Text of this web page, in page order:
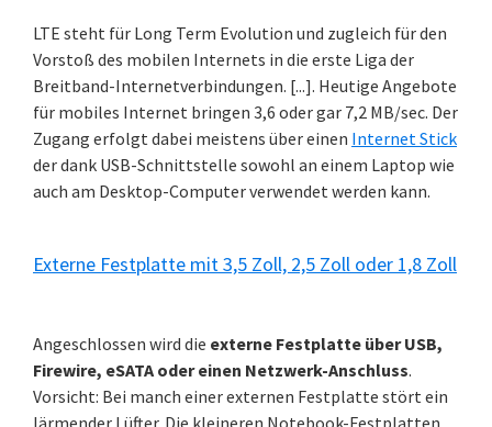
LTE steht für Long Term Evolution und zugleich für den
Vorstoß des mobilen Internets in die erste Liga der
Breitband-Internetverbindungen. [...]. Heutige Angebote
für mobiles Internet bringen 3,6 oder gar 7,2 MB/sec. Der
Zugang erfolgt dabei meistens über einen Internet Stick
der dank USB-Schnittstelle sowohl an einem Laptop wie
auch am Desktop-Computer verwendet werden kann.
Externe Festplatte mit 3,5 Zoll, 2,5 Zoll oder 1,8 Zoll
Angeschlossen wird die externe Festplatte über USB,
Firewire, eSATA oder einen Netzwerk-Anschluss.
Vorsicht: Bei manch einer externen Festplatte stört ein
lärmender Lüfter. Die kleineren Notebook-Festplatten